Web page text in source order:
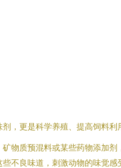
，更是科学养殖、提高饲料利
物质预混料或某些药物添加
不良味道，刺激动物的味觉感